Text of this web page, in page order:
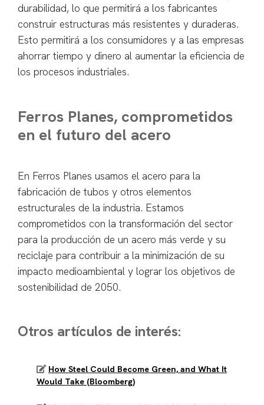
durabilidad, lo que permitirá a los fabricantes
construir estructuras más resistentes y duraderas.
Esto permitirá a los consumidores y a las empresas
ahorrar tiempo y dinero al aumentar la eficiencia de
los procesos industriales.
Ferros Planes, comprometidos
en el futuro del acero
En Ferros Planes usamos el acero para la
fabricación de tubos y otros elementos
estructurales de la industria. Estamos
comprometidos con la transformación del sector
para la producción de un acero más verde y su
reciclaje para contribuir a la minimización de su
impacto medioambiental y lograr los objetivos de
sostenibilidad de 2050.
Otros artículos de interés:
How Steel Could Become Green, and What It
Would Take (Bloomberg)